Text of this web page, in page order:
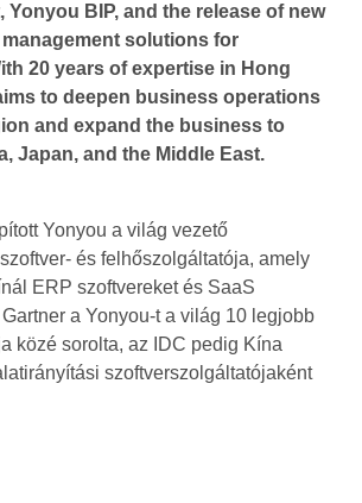
BIP, and the release of new
solutions for
20 years of expertise in Hong
to deepen business operations
and expand the business to
Japan, and the Middle East.
Yonyou a világ vezető
és felhőszolgáltatója, amely
ERP szoftvereket és SaaS
a Yonyou-t a világ 10 legjobb
közé sorolta, az IDC pedig Kína
szoftverszolgáltatójaként